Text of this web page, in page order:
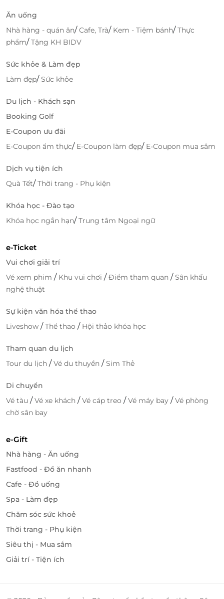
Đôi nét vềHệ thống 48 Bistro
Nguyên liệu được lựa chọn khắt khe từ những nhà
tay của đội ngũ đầu bếp tài hoa mang đến trải
nghiệm ẩm thực lôi cuốn tới mọi thực khách.
Không gian được thiết kế tinh tế, sang trọng.
Sở hữu không gian được thiết kế theo phong cách
nhân viên chuyên nghiệp, chu đáo, nhiệt tình, Hệ
Ăn uống
Nhà hàng - quán ăn/Cafe, Trà/ Kem - Tiệm bánh/Thực
phẩm/Tặng KH BIDV
Sức khỏe & Làm đẹp
Làm đẹp/Sức khỏe
Du lịch - Khách sạn
Booking Golf
E-Coupon ưu đãi
E-Coupon ẩm thực/ E-Coupon làm đẹp/ E-Coupon mua sắm
Dịch vụ tiện ích
Quà Tết/Thời trang - Phụ kiện
Khóa học - Đào tạo
Khóa học ngắn hạn/Trung tâm Ngoại ngữ
e-Ticket
Vui chơi giải trí
Vé xem phim / Khu vui chơi /Điểm tham quan /Sân khấu
nghệ thuật
Sự kiện văn hóa thể thao
Liveshow /Thể thao / Hội thảo khóa học
Tham quan du lịch
Tour du lịch /Vé du thuyền /Sim Thẻ
Di chuyển
Vé tàu /Vé xe khách /Vé cáp treo /Vé máy bay /Vé phòng
chờ sân bay
e-Gift
Nhà hàng - Ăn uống
Fastfood - Đồ ăn nhanh
Cafe - Đồ uống
Spa - Làm đẹp
Chăm sóc sức khoẻ
Thời trang - Phụ kiện
Siêu thị - Mua sắm
Giải trí - Tiện ích